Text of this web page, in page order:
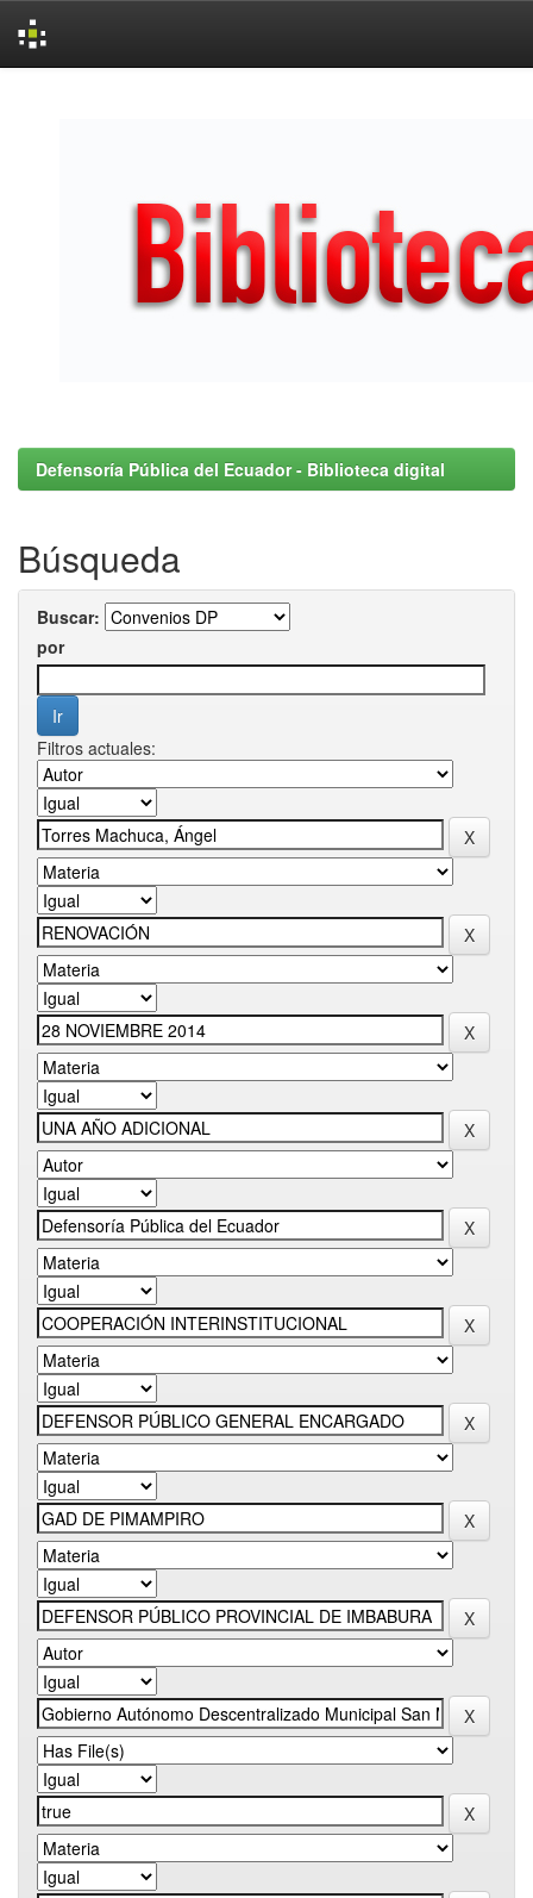
Defensoría Pública del Ecuador - Biblioteca digital
Búsqueda
Buscar:
por
Filtros actuales: